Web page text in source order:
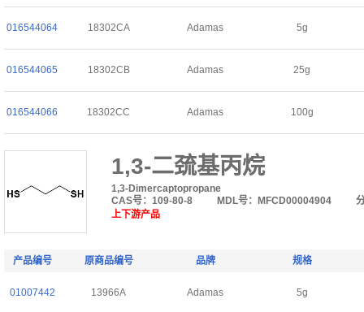
016544064 18302CA Adamas 5g
016544065 18302CB Adamas 25g
016544066 18302CC Adamas 100g
1,3-二巯基丙烷
1,3-Dimercaptopropane
CAS号：109-80-8
MDL号：MFCD00004904
上下游产品
产品编号 原商品编号 品牌 规格
01007442 13966A Adamas 5g